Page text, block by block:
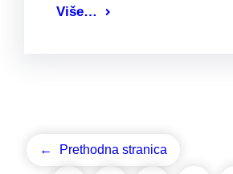
Više…
← Prethodna stranica